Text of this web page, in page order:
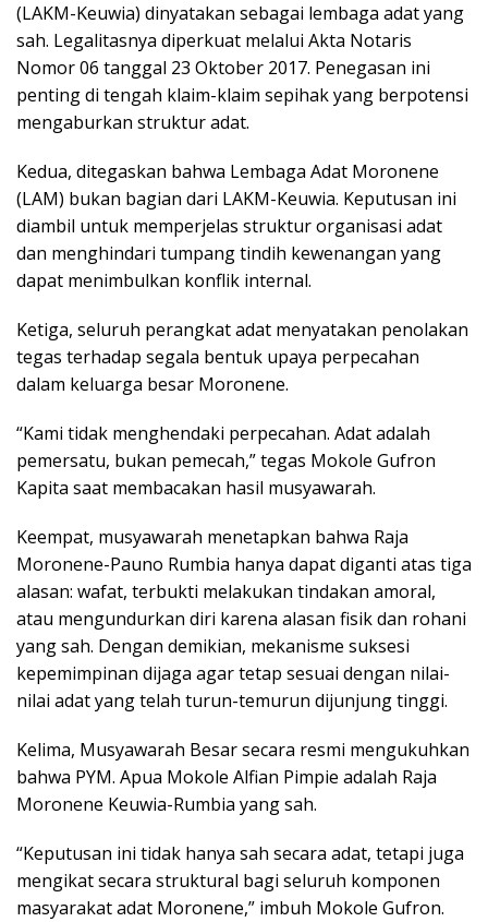
(LAKM-Keuwia) dinyatakan sebagai lembaga adat yang
sah. Legalitasnya diperkuat melalui Akta Notaris
Nomor 06 tanggal 23 Oktober 2017. Penegasan ini
penting di tengah klaim-klaim sepihak yang berpotensi
mengaburkan struktur adat.
Kedua, ditegaskan bahwa Lembaga Adat Moronene
(LAM) bukan bagian dari LAKM-Keuwia. Keputusan ini
diambil untuk memperjelas struktur organisasi adat
dan menghindari tumpang tindih kewenangan yang
dapat menimbulkan konflik internal.
Ketiga, seluruh perangkat adat menyatakan penolakan
tegas terhadap segala bentuk upaya perpecahan
dalam keluarga besar Moronene.
“Kami tidak menghendaki perpecahan. Adat adalah
pemersatu, bukan pemecah,” tegas Mokole Gufron
Kapita saat membacakan hasil musyawarah.
Keempat, musyawarah menetapkan bahwa Raja
Moronene-Pauno Rumbia hanya dapat diganti atas tiga
alasan: wafat, terbukti melakukan tindakan amoral,
atau mengundurkan diri karena alasan fisik dan rohani
yang sah. Dengan demikian, mekanisme suksesi
kepemimpinan dijaga agar tetap sesuai dengan nilai-
nilai adat yang telah turun-temurun dijunjung tinggi.
Kelima, Musyawarah Besar secara resmi mengukuhkan
bahwa PYM. Apua Mokole Alfian Pimpie adalah Raja
Moronene Keuwia-Rumbia yang sah.
“Keputusan ini tidak hanya sah secara adat, tetapi juga
mengikat secara struktural bagi seluruh komponen
masyarakat adat Moronene,” imbuh Mokole Gufron.